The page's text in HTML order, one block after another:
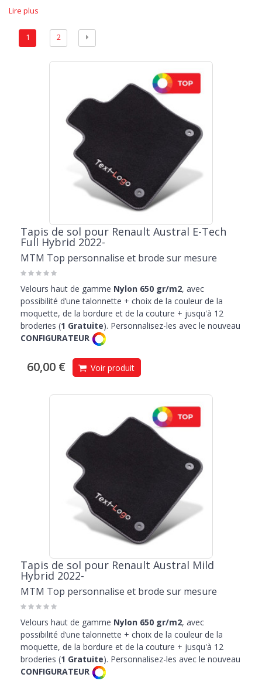
Lire plus
1 2
Tapis de sol pour Renault Austral E-Tech
Full Hybrid 2022-
MTM Top personnalise et brode sur mesure
Velours haut de gamme Nylon 650 gr/m2, avec
possibilité d’une talonnette + choix de la couleur de la
moquette, de la bordure et de la couture + jusqu'à 12
broderies (1 Gratuite). Personnalisez-les avec le nouveau
CONFIGURATEUR
60,00 € Voir produit
Tapis de sol pour Renault Austral Mild
Hybrid 2022-
MTM Top personnalise et brode sur mesure
Velours haut de gamme Nylon 650 gr/m2, avec
possibilité d’une talonnette + choix de la couleur de la
moquette, de la bordure et de la couture + jusqu'à 12
broderies (1 Gratuite). Personnalisez-les avec le nouveau
CONFIGURATEUR